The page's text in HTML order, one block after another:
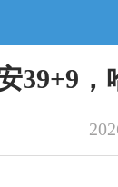
39+9